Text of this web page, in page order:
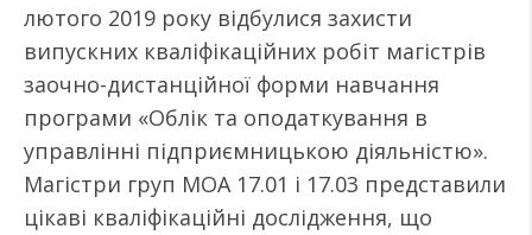
лютого 2019 року відбулися захисти
випускних кваліфікаційних робіт магістрів
заочно-дистанційної форми навчання
програми «Облік та оподаткування в
управлінні підприємницькою діяльністю».
Магістри груп МОА 17.01 і 17.03 представили
цікаві кваліфікаційні дослідження, що